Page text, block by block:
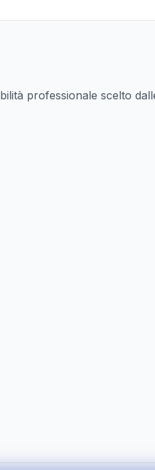
professionale scelto